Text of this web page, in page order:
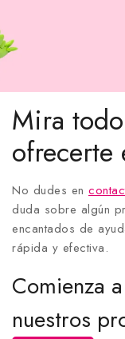
Mira
ofrecerte
No dudes en
duda sobre algún
encantados de
rápida y efectiva.
Comienza
nuestros